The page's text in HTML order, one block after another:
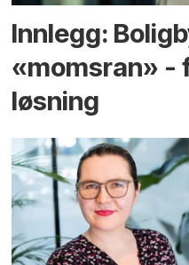
Innlegg:
«momsran» -
løsning